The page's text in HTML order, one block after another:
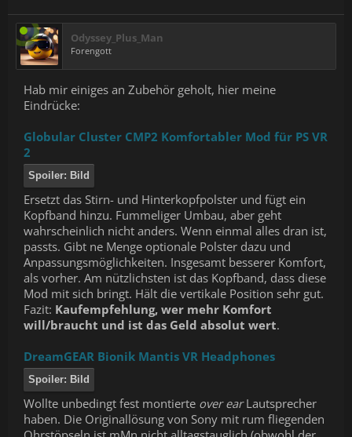
Odyssey_Plus_Man
Forengott
Hab mir einiges an Zubehör geholt, hier meine
Eindrücke:
Globular Cluster CMP2 Komfortabler Mod für PS VR
2
Spoiler: Bild
Ersetzt das Stirn- und Hinterkopfpolster und fügt ein
Kopfband hinzu. Fummeliger Umbau, aber geht
wahrscheinlich nicht anders. Wenn einmal alles dran ist,
passts. Gibt ne Menge optionale Polster dazu und
Anpassungsmöglichkeiten. Insgesamt besserer Komfort,
als vorher. Am nützlichsten ist das Kopfband, dass diese
Mod mit sich bringt. Hält die vertikale Position sehr gut.
Fazit: Kaufempfehlung, wer mehr Komfort
will/braucht und ist das Geld absolut wert.
DreamGEAR Bionik Mantis VR Headphones
Spoiler: Bild
Wollte unbedingt fest montierte over earLautsprecher
haben. Die Originallösung von Sony mit rum fliegenden